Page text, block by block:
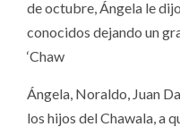
de octubre, Ángela le
conocidos dejando un
‘Chaw
Ángela, Noraldo, Juan
los hijos del Chawala, a